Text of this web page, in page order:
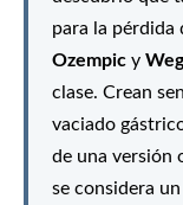
para la pérdida
Ozempic y
clase. Crean
vaciado
de una versión
se considera